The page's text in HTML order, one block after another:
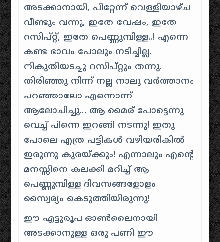
അടക്കാനായി, പിറ്റേന്ന് വെള്ളിയാഴ്ച
വീണ്ടും വന്നു, ഇതേ വേഷം, ഇതേ
റസിപ്റ്റ്, ഇതേ പെണ്ണുമ്പിള്ള..! എന്നെ
കണ്ട ഭാവം പോലും നടിച്ചില്ല.
നികുതിയടച്ചു റസിപ്റ്റും തന്നു.
തിരിഞ്ഞു നിന്ന് നല്ല നാലു വർത്താനം
പറഞ്ഞാലോ എന്നൊന്ന്
ആലോചിച്ചു… ആ മൈര് പോട്ടെന്നു
വെച്ച് പിന്നെ ഇറങ്ങി നടന്നു! ഇതു
പോലെ എത്ര പട്ടികൾ വഴിയരികിൽ
ഇരുന്നു കുരയ്ക്കും! എന്നാലും എന്റെ
മനസ്സിനെ കലക്കി മറിച്ച് ആ
പെണ്ണുമ്പിള്ള ദിവസങ്ങളോളം
സ്വൈര്യം കെടുത്തിയിരുന്നു!
ഈ എട്ടുരൂപ ഓൺലൈനായി
അടക്കാനുള്ള ഒരു പണി ഈ